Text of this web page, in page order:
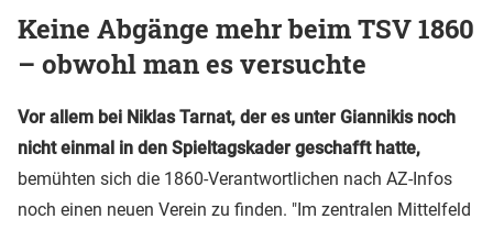
Keine Abgänge mehr beim TSV 1860
– obwohl man es versuchte
Vor allem bei Niklas Tarnat, der es unter Giannikis noch
nicht einmal in den Spieltagskader geschafft hatte,
bemühten sich die 1860-Verantwortlichen nach AZ-Infos
noch einen neuen Verein zu finden. "Im zentralen Mittelfeld